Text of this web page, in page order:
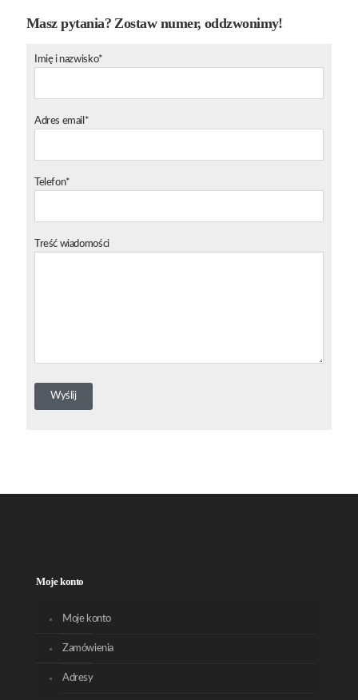
Masz pytania? Zostaw numer, oddzwonimy!
Imię i nazwisko*
Adres email*
Telefon*
Treść wiadomości
Moje konto
Moje konto
Zamówienia
Adresy